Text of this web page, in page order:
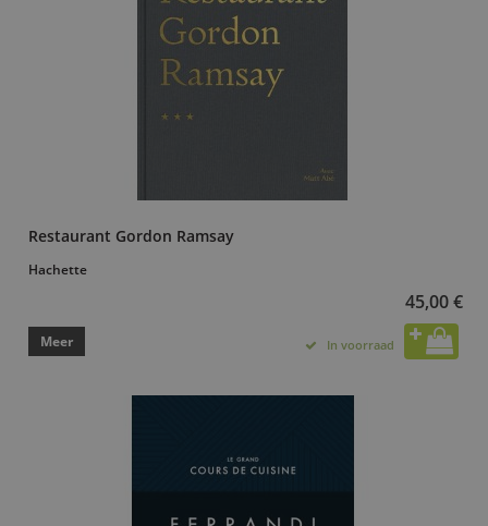
Restaurant Gordon Ramsay
Hachette
45,00 €
Meer In voorraad